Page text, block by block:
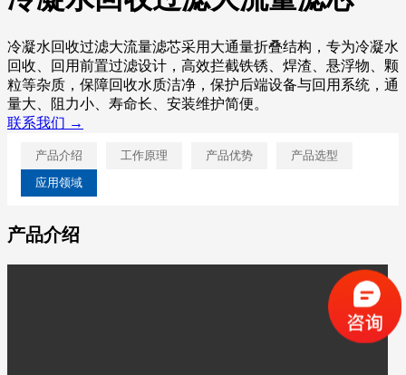
冷凝水回收过滤大流量滤芯采用大通量折叠结构，专为冷凝水
回收、回用前置过滤设计，高效拦截铁锈、焊渣、悬浮物、颗
粒等杂质，保障回收水质洁净，保护后端设备与回用系统，通
量大、阻力小、寿命长、安装维护简便。
联系我们 →
产品介绍 工作原理 产品优势
产品选型
应用领域
产品介绍